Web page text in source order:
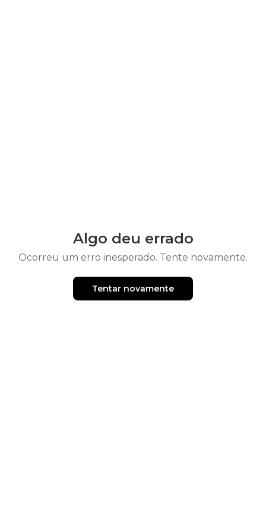
Algo deu errado
Ocorreu um erro inesperado. Tente novamente.
Tentar novamente